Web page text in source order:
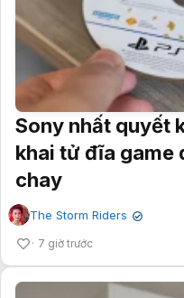
Sony nhất quyết
khai tử đĩa game
chay
The Storm Riders ✔
7 giờ trước